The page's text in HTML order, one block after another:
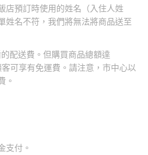
店預訂時使用的姓名（入住人姓
姓名不符，我們將無法將商品送至
配送費。但購買商品總額達
可享有免運費。請注意，市中心以
。
支付。